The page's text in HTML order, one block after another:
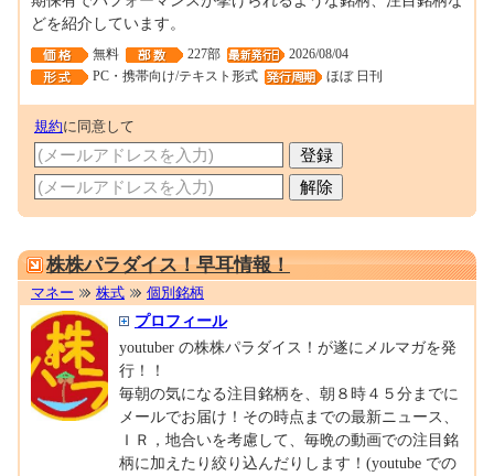
どを紹介しています。
無料 227部
2026/08/04
PC・携帯向け/テキスト形式
ほぼ 日刊
規約に同意して
株株パラダイス！早耳情報！
マネー 株式 個別銘柄
プロフィール
youtuber の株株パラダイス！が遂にメルマガを発
行！！
毎朝の気になる注目銘柄を、朝８時４５分までに
メールでお届け！その時点までの最新ニュース、
ＩＲ，地合いを考慮して、毎晩の動画での注目銘
柄に加えたり絞り込んだりします！(youtube での